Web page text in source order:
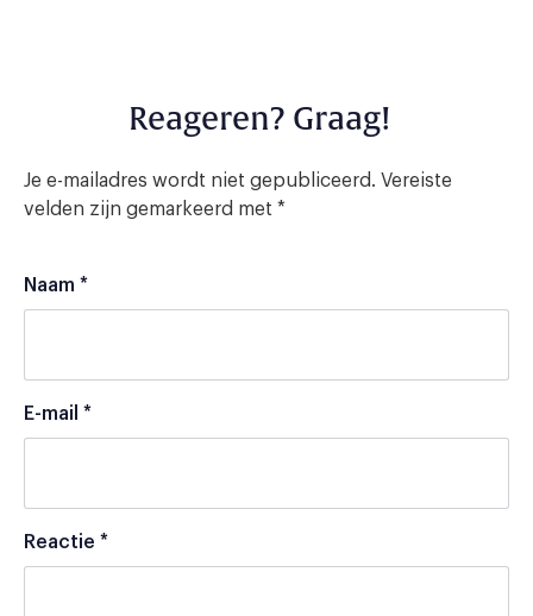
Reageren? Graag!
Je e-mailadres wordt niet gepubliceerd. Vereiste
velden zijn gemarkeerd met *
Naam *
E-mail *
Reactie *